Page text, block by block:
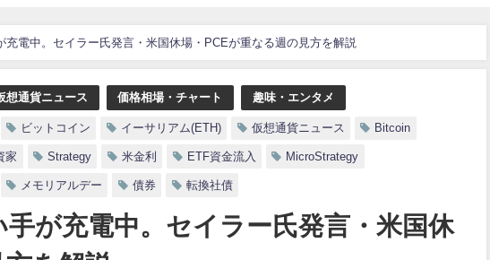
充電中。セイラー氏発言・米国休場・PCEが重なる週の見方を解説
想通貨ニュース 価格相場・チャート 趣味・エンタメ
ビットコイン イーサリアム(ETH) 仮想通貨ニュース Bitcoin
家 Strategy 米金利 ETF資金流入 MicroStrategy
メモリアルデー 債券 転換社債
が充電中。セイラー氏発言・米国休